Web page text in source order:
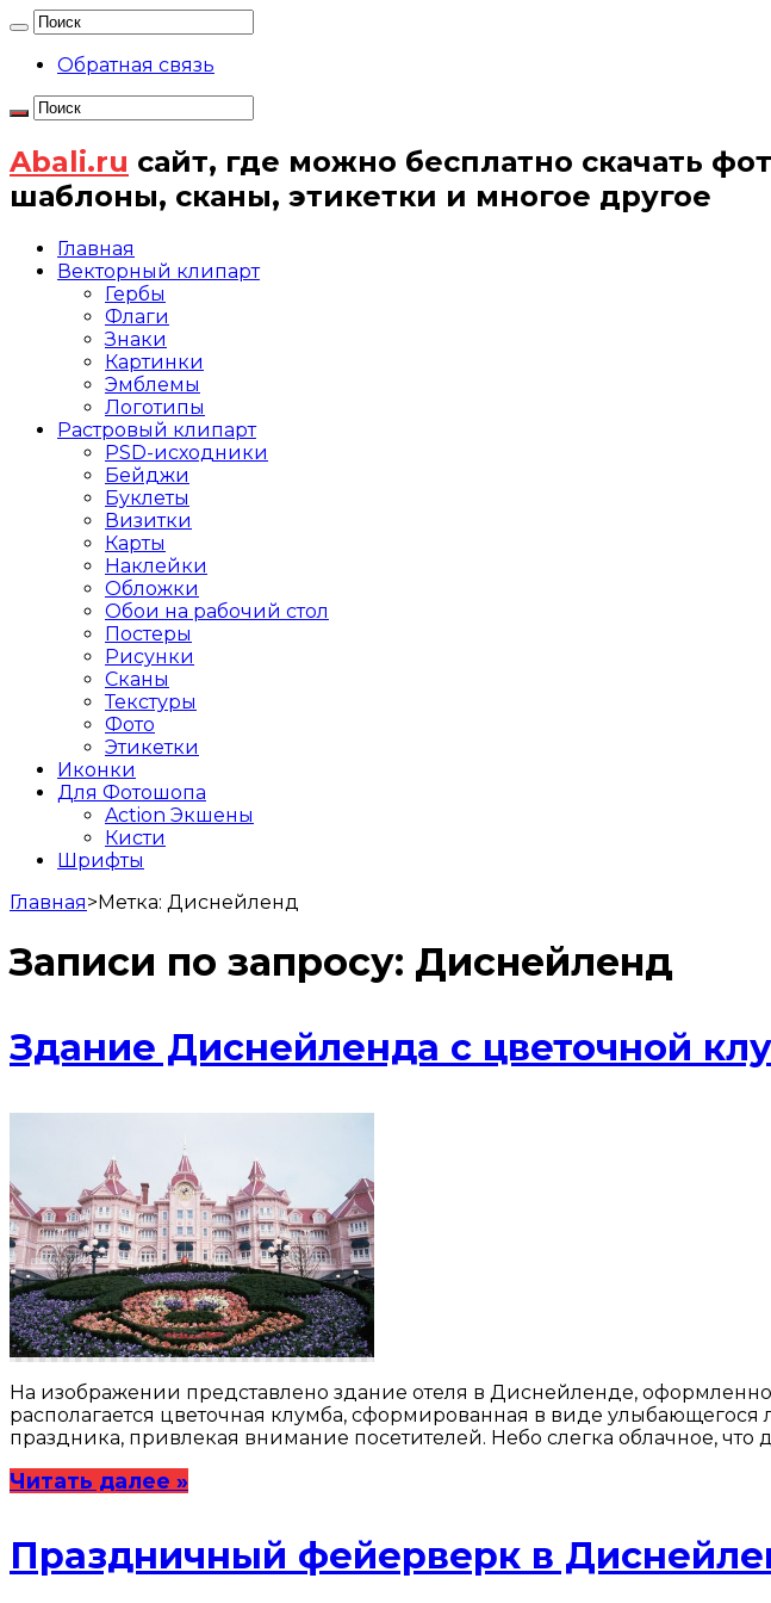
Обратная связь
Abali.ru сайт, где можно бесплатно скачать
шаблоны, сканы, этикетки и многое другое
Главная
Векторный клипарт
Гербы
Флаги
Знаки
Картинки
Эмблемы
Логотипы
Растровый клипарт
PSD-исходники
Бейджи
Буклеты
Визитки
Карты
Наклейки
Обложки
Обои на рабочий стол
Постеры
Рисунки
Сканы
Текстуры
Фото
Этикетки
Иконки
Для Фотошопа
Action Экшены
Кисти
Шрифты
Главная>Метка: Диснейленд
Записи по запросу: Диснейленд
Здание Диснейленда с цветочной
На изображении представлено здание отеля в Диснейленде,
располагается цветочная клумба, сформированная в виде
праздника, привлекая внимание посетителей. Небо слегка облачное,
Читать далее »
Праздничный фейерверк в